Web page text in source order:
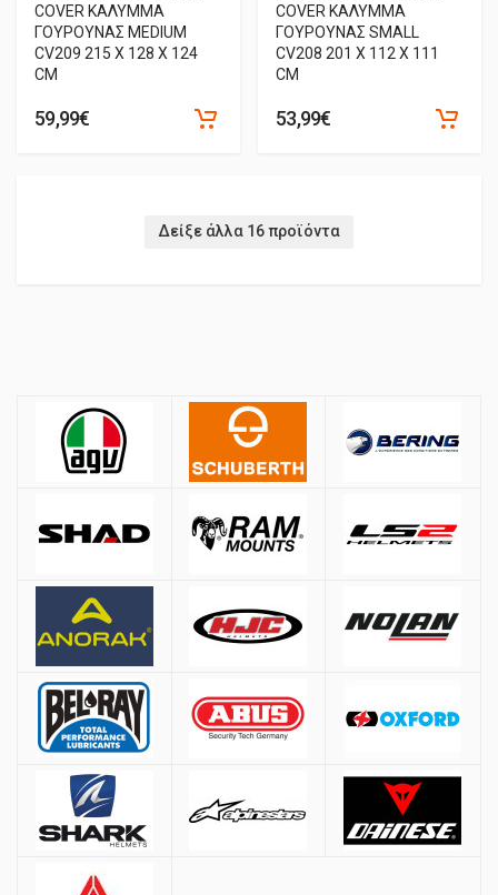
COVER ΚΑΛΥΜΜΑ
ΓΟΥΡΟΥΝΑΣ MEDIUM
CV209 215 X 128 X 124
CM
59,99€
COVER ΚΑΛΥΜΜΑ
ΓΟΥΡΟΥΝΑΣ SMALL
CV208 201 X 112 X 111
CM
53,99€
Δείξε άλλα 16 προϊόντα